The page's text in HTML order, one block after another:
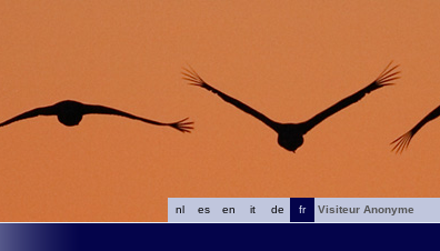
fr
de
it
en
es
nl
Visiteur Anonyme